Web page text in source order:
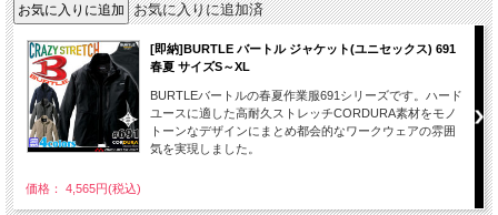
お気に入りに追加済
[即納]BURTLE バートル ジャケット(ユニセックス) 691
春夏 サイズS～XL
BURTLEバートルの春夏作業服691シリーズです。ハード
ユースに適した高耐久ストレッチCORDURA素材をモノ
トーンなデザインにまとめ都会的なワークウェアの雰囲
気を実現しました。
価格： 4,565円(税込)